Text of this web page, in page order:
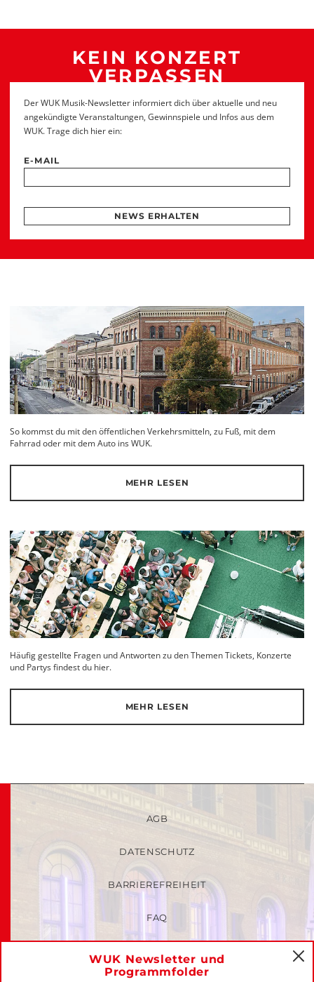
KEIN KONZERT
VERPASSEN
Der WUK Musik-Newsletter informiert dich über aktuelle und neu
angekündigte Veranstaltungen, Gewinnspiele und Infos aus dem
WUK. Trage dich hier ein:
E-MAIL
NEWS ERHALTEN
So kommst du mit den öffentlichen Verkehrsmitteln, zu Fuß, mit dem
Fahrrad oder mit dem Auto ins WUK.
MEHR LESEN
Häufig gestellte Fragen und Antworten zu den Themen Tickets, Konzerte
und Partys findest du hier.
MEHR LESEN
WUK Newsletter und
Programmfolder
AGB
DATENSCHUTZ
BARRIEREFREIHEIT
FAQ